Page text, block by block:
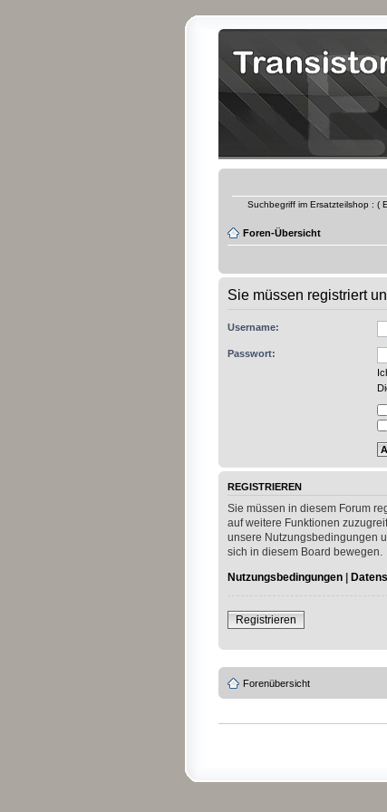
Suchbegriff im Ersatzteilshop : (
Foren-Übersicht
Sie müssen registriert
Username:
Passwort:
REGISTRIEREN
Sie müssen in diesem Forum
auf weitere Funktionen
unsere Nutzungsbedingungen
sich in diesem Board bewegen.
Nutzungsbedingungen |
Registrieren
Forenübersicht